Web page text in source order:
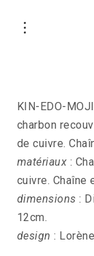
KIN-EDO-
charbon
de cuivre.
matériaux :
cuivre. Chaîne
dimensions :
12cm.
design :